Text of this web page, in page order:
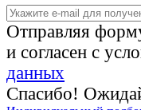
Отправляя
и согласен с
данных
Спасибо!